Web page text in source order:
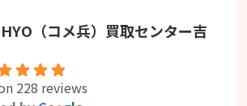
（コメ兵）買取センター吉
228 reviews